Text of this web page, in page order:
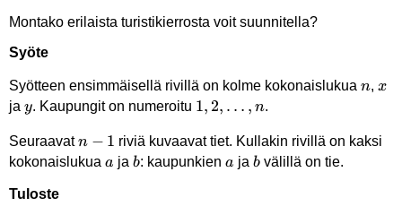
Montako erilaista turistikierrosta voit suunnitella?
Syöte
Syötteen ensimmäisellä rivillä on kolme kokonaislukua n
n, x
x
ja y
y. Kaupungit on numeroitu 1,2,\dots,n
1, 2, … , n.
Seuraavatn-
1
n − 1 riviä kuvaavat tiet. Kullakin rivillä on kaksi
kokonaislukua a
a ja b
b: kaupunkien a
a ja b
bvälillä on tie.
Tuloste